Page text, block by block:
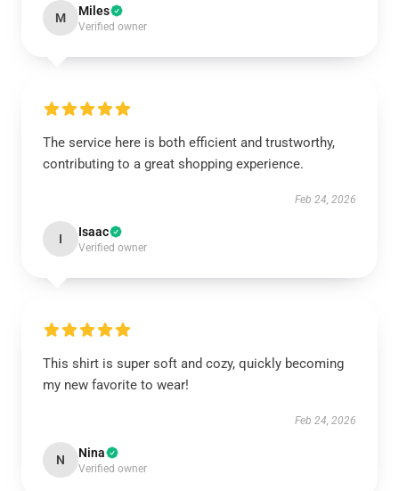
M Miles
Verified owner
The service here is both efficient and trustworthy,
contributing to a great shopping experience.
Feb 24, 2026
I Isaac
Verified owner
This shirt is super soft and cozy, quickly becoming
my new favorite to wear!
Feb 24, 2026
N Nina
Verified owner